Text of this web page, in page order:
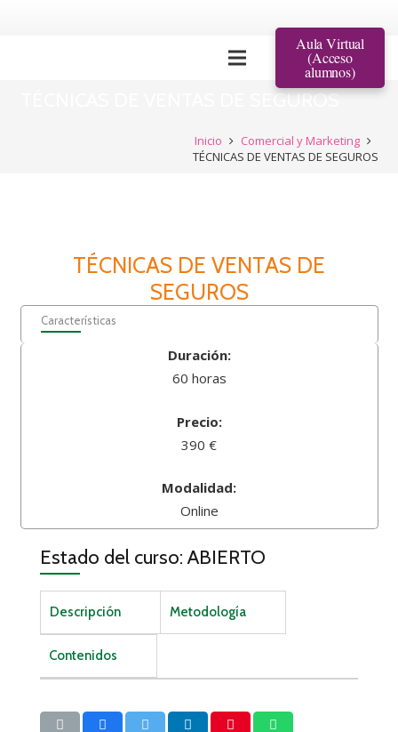
Aula Virtual
(Acceso
alumnos)
TÉCNICAS DE VENTAS DE SEGUROS
Inicio
Comercial y Marketing
TÉCNICAS DE VENTAS DE SEGUROS
TÉCNICAS DE VENTAS DE
SEGUROS
Características
Duración:
60 horas
Precio:
390 €
Modalidad:
Online
Estado del curso: ABIERTO
Descripción Metodología
Contenidos